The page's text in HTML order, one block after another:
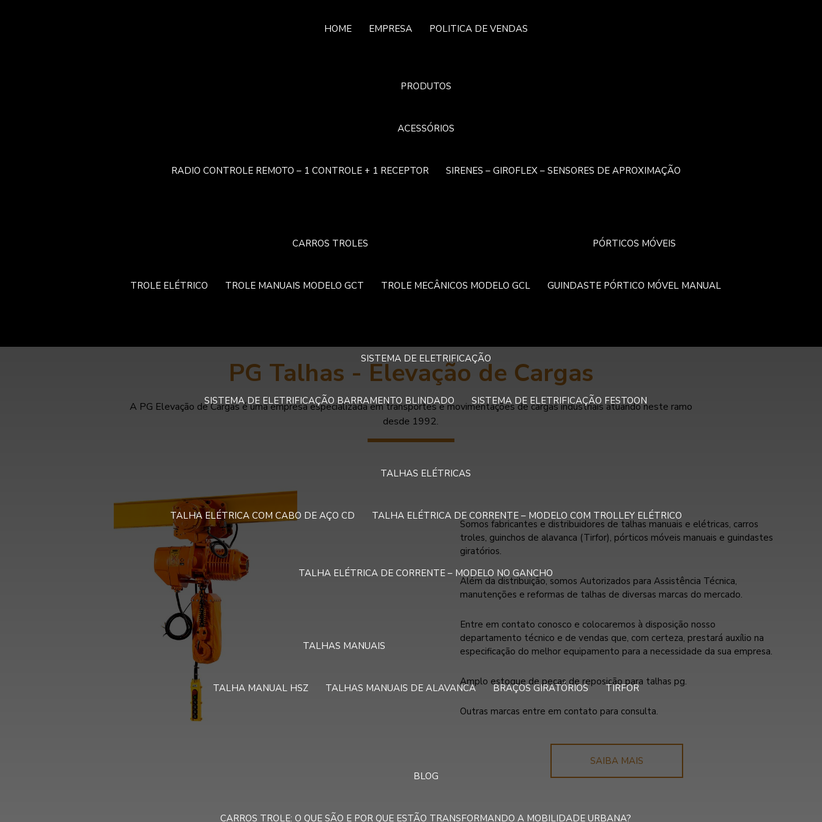
HOME EMPRESA POLITICA DE VENDAS
PRODUTOS
ACESSÓRIOS
RADIO CONTROLE REMOTO – 1 CONTROLE + 1 RECEPTOR SIRENES – GIROFLEX – SENSORES DE APROXIMAÇÃO
CARROS TROLES
TROLE ELÉTRICO TROLE MANUAIS MODELO GCT TROLE MECÂNICOS MODELO GCL
PÓRTICOS MÓVEIS
GUINDASTE PÓRTICO MÓVEL MANUAL
SISTEMA DE ELETRIFICAÇÃO
SISTEMA DE ELETRIFICAÇÃO BARRAMENTO BLINDADO SISTEMA DE ELETRIFICAÇÃO FESTOON
TALHAS ELÉTRICAS
TALHA ELÉTRICA COM CABO DE AÇO CD TALHA ELÉTRICA DE CORRENTE – MODELO COM TROLLEY ELÉTRICO
TALHA ELÉTRICA DE CORRENTE – MODELO NO GANCHO
TALHAS MANUAIS
TALHA MANUAL HSZ TALHAS MANUAIS DE ALAVANCA BRAÇOS GIRATÓRIOS TIRFOR
BLOG
CARROS TROLE: O QUE SÃO E POR QUE ESTÃO TRANSFORMANDO A MOBILIDADE URBANA?
PG Talhas - Elevação de Cargas
A PG Elevação de Cargas é uma empresa especializada em transportes e movimentações de cargas industriais atuando neste ramo
desde 1992.
Somos fabricantes e distribuidores de talhas manuais e elétricas, carros
troles, guinchos de alavanca (Tirfor), pórticos móveis manuais e guindastes
giratórios.
Além da distribuição, somos Autorizados para Assistência Técnica,
manutenções e reformas de talhas de diversas marcas do mercado.
Entre em contato conosco e colocaremos à disposição nosso
departamento técnico e de vendas que, com certeza, prestará auxílio na
especificação do melhor equipamento para a necessidade da sua empresa.
Amplo estoque de peças de reposição para talhas pg.
Outras marcas entre em contato para consulta.
SAIBA MAIS